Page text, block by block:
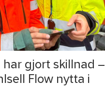
har gjort skillnad –
Flow nytta i